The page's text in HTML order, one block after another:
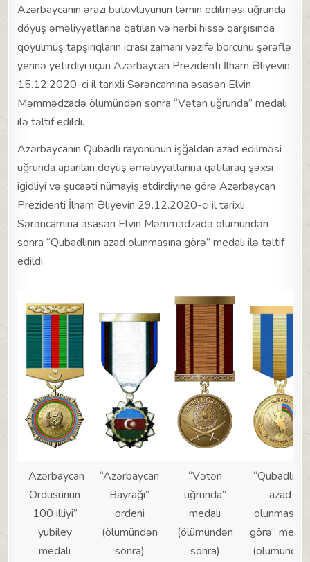
Azərbaycanın ərazi bütövlüyünün təmin edilməsi uğrunda
döyüş əməliyyatlarına qatılan və hərbi hissə qarşısında
qoyulmuş tapşırıqların icrası zamanı vəzifə borcunu şərəflə
yerinə yetirdiyi üçün Azərbaycan Prezidenti İlham Əliyevin
15.12.2020-ci il tarixli Sərəncamına əsasən Elvin
Məmmədzadə ölümündən sonra “Vətən uğrunda” medalı
ilə təltif edildi.
Azərbaycanın Qubadlı rayonunun işğaldan azad edilməsi
uğrunda aparılan döyüş əməliyyatlarına qatılaraq şəxsi
igidliyi və şücaəti nümayiş etdirdiyinə görə Azərbaycan
Prezidenti İlham Əliyevin 29.12.2020-ci il tarixli
Sərəncamına əsasən Elvin Məmmədzadə ölümündən
sonra “Qubadlının azad olunmasına görə” medalı ilə təltif
edildi.
“Azərbaycan
Ordusunun
100 illiyi”
yubiley
medalı
“Azərbaycan
Bayrağı”
ordeni
(ölümündən
sonra)
“Vətən
uğrunda”
medalı
(ölümündən
sonra)
“Qubadlının
azad
olunmasına
görə”
(ölümündən